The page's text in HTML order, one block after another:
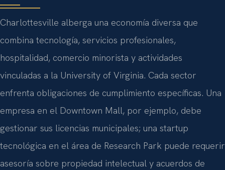
Charlottesville alberga una economía diversa que
combina tecnología, servicios profesionales,
hospitalidad, comercio minorista y actividades
vinculadas a la University of Virginia. Cada sector
enfrenta obligaciones de cumplimiento específicas. Una
empresa en el Downtown Mall, por ejemplo, debe
gestionar sus licencias municipales; una startup
tecnológica en el área de Research Park puede requerir
asesoría sobre propiedad intelectual y acuerdos de